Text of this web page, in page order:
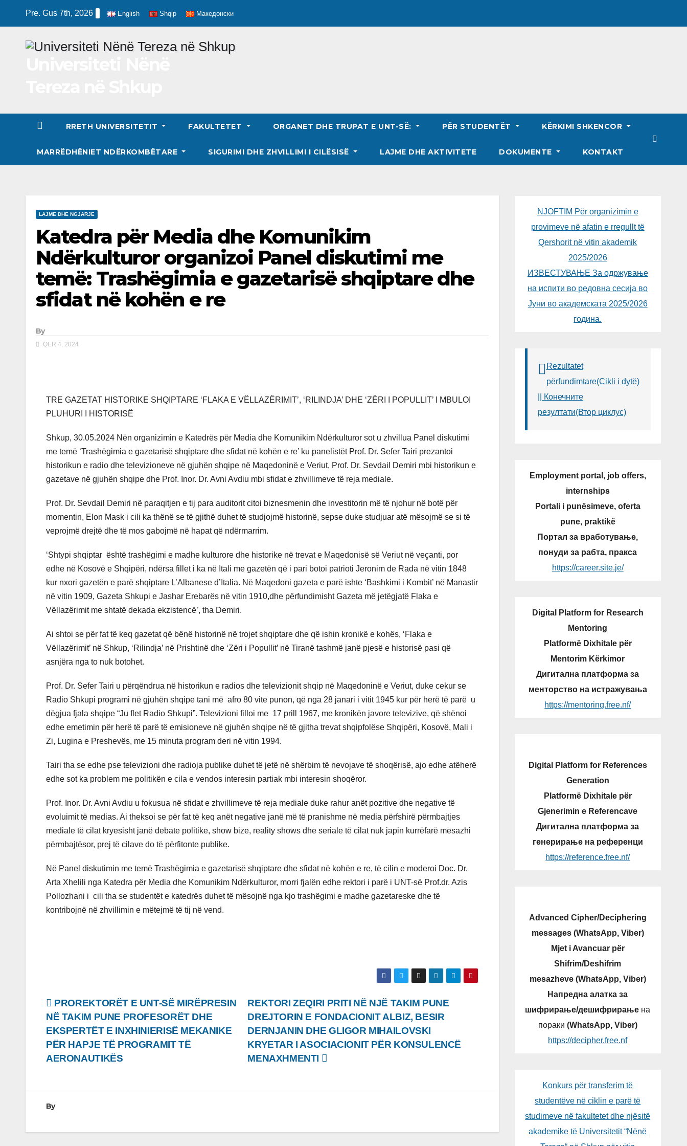
Pre. Gus 7th, 2026 English Shqip Македонски
RRETH UNIVERSITETIT FAKULTETET ORGANET DHE TRUPAT E UNT-SË: PËR STUDENTËT KËRKIMI SHKENCOR
MARRËDHËNIET NDËRKOMBËTARE SIGURIMI DHE ZHVILLIMI I CILËSISË LAJME DHE AKTIVITETE DOKUMENTE KONTAKT
LAJME DHE NGJARJE
Katedra për Media dhe Komunikim
Ndërkulturor organizoi Panel diskutimi me
temë: Trashëgimia e gazetarisë shqiptare dhe
sfidat në kohën e re
By
QER 4, 2024
TRE GAZETAT HISTORIKE SHQIPTARE ‘FLAKA E VËLLAZËRIMIT’, ‘RILINDJA’ DHE ‘ZËRI I POPULLIT’ I MBULOI
PLUHURI I HISTORISË
Shkup, 30.05.2024 Nën organizimin e Katedrës për Media dhe Komunikim Ndërkulturor sot u zhvillua Panel diskutimi
me temë ‘Trashëgimia e gazetarisë shqiptare dhe sfidat në kohën e re’ ku panelistët Prof. Dr. Sefer Tairi prezantoi
historikun e radio dhe televizioneve në gjuhën shqipe në Maqedoninë e Veriut, Prof. Dr. Sevdail Demiri mbi historikun e
gazetave në gjuhën shqipe dhe Prof. Inor. Dr. Avni Avdiu mbi sfidat e zhvillimeve të reja mediale.
Prof. Dr. Sevdail Demiri në paraqitjen e tij para auditorit citoi biznesmenin dhe investitorin më të njohur në botë për
momentin, Elon Mask i cili ka thënë se të gjithë duhet të studjojmë historinë, sepse duke studjuar atë mësojmë se si të
veprojmë drejtë dhe të mos gabojmë në hapat që ndërmarrim.
‘Shtypi shqiptar është trashëgimi e madhe kulturore dhe historike në trevat e Maqedonisë së Veriut në veçanti, por
edhe në Kosovë e Shqipëri, ndërsa fillet i ka në Itali me gazetën që i pari botoi patrioti Jeronim de Rada në vitin 1848
kur nxori gazetën e parë shqiptare L’Albanese d’Italia. Në Maqedoni gazeta e parë ishte ‘Bashkimi i Kombit’ në Manastir
në vitin 1909, Gazeta Shkupi e Jashar Erebarës në vitin 1910,dhe përfundimisht Gazeta më jetëgjatë Flaka e
Vëllazërimit me shtatë dekada ekzistencë’, tha Demiri.
Ai shtoi se për fat të keq gazetat që bënë historinë në trojet shqiptare dhe që ishin kronikë e kohës, ‘Flaka e
Vëllazërimit’ në Shkup, ‘Rilindja’ në Prishtinë dhe ‘Zëri i Popullit’ në Tiranë tashmë janë pjesë e historisë pasi që
asnjëra nga to nuk botohet.
Prof. Dr. Sefer Tairi u përqëndrua në historikun e radios dhe televizionit shqip në Maqedoninë e Veriut, duke cekur se
Radio Shkupi programi në gjuhën shqipe tani më afro 80 vite punon, që nga 28 janari i vitit 1945 kur për herë të parë u
dëgjua fjala shqipe “Ju flet Radio Shkupi”. Televizioni filloi me 17 prill 1967, me kronikën javore televizive, që shënoi
edhe emetimin për herë të parë të emisioneve në gjuhën shqipe në të gjitha trevat shqipfolëse Shqipëri, Kosovë, Mali i
Zi, Lugina e Preshevës, me 15 minuta program deri në vitin 1994.
Tairi tha se edhe pse televizioni dhe radioja publike duhet të jetë në shërbim të nevojave të shoqërisë, ajo edhe atëherë
edhe sot ka problem me politikën e cila e vendos interesin partiak mbi interesin shoqëror.
Prof. Inor. Dr. Avni Avdiu u fokusua në sfidat e zhvillimeve të reja mediale duke rahur anët pozitive dhe negative të
evoluimit të medias. Ai theksoi se për fat të keq anët negative janë më të pranishme në media përfshirë përmbajtjes
mediale të cilat kryesisht janë debate politike, show bize, reality shows dhe seriale të cilat nuk japin kurrëfarë mesazhi
përmbajtësor, prej të cilave do të përfitonte publike.
Në Panel diskutimin me temë Trashëgimia e gazetarisë shqiptare dhe sfidat në kohën e re, të cilin e moderoi Doc. Dr.
Arta Xhelili nga Katedra për Media dhe Komunikim Ndërkulturor, morri fjalën edhe rektori i parë i UNT-së Prof.dr. Azis
Pollozhani i cili tha se studentët e katedrës duhet të mësojnë nga kjo trashëgimi e madhe gazetareske dhe të
kontribojnë në zhvillimin e mëtejmë të tij në vend.
Lëvizje
te
postimet
REKTORI ZEQIRI PRITI NË NJË TAKIM PUNE
DREJTORIN E FONDACIONIT ALBIZ, BESIR
DERNJANIN DHE GLIGOR MIHAILOVSKI
KRYETAR I ASOCIACIONIT PËR KONSULENCË
MENAXHMENTI
PROREKTORËT E UNT-SË MIRËPRESIN
NË TAKIM PUNE PROFESORËT DHE
EKSPERTËT E INXHINIERISË MEKANIKE
PËR HAPJE TË PROGRAMIT TË
AERONAUTIKËS
By
NJOFTIM Për organizimin e
provimeve në afatin e rregullt të
Qershorit në vitin akademik
2025/2026
ИЗВЕСТУВАЊЕ За одржување
на испити во редовна сесија во
Јуни во академската 2025/2026
година.
Rezultatet
përfundimtare(Cikli i dytë)
|| Конечните
резултати(Втор циклус)
Employment portal, job offers,
internships
Portali i punësimeve, oferta
pune, praktikë
Портал за вработување,
понуди за рабта, пракса
https://career.site.je/
Digital Platform for Research
Mentoring
Platformë Dixhitale për
Mentorim Kërkimor
Дигитална платформа за
менторство на истражувања
https://mentoring.free.nf/
Digital Platform for References
Generation
Platformë Dixhitale për
Gjenerimin e Referencave
Дигитална платформа за
генерирање на референци
https://reference.free.nf/
Advanced Cipher/Deciphering
messages (WhatsApp, Viber)
Mjet i Avancuar për
Shifrim/Deshifrim
mesazheve (WhatsApp, Viber)
Напредна алатка за
шифрирање/дешифрирање на
пораки (WhatsApp, Viber)
https://decipher.free.nf
Konkurs për transferim të
studentëve në ciklin e parë të
studimeve në fakultetet dhe njësitë
akademike të Universitetit “Nënë